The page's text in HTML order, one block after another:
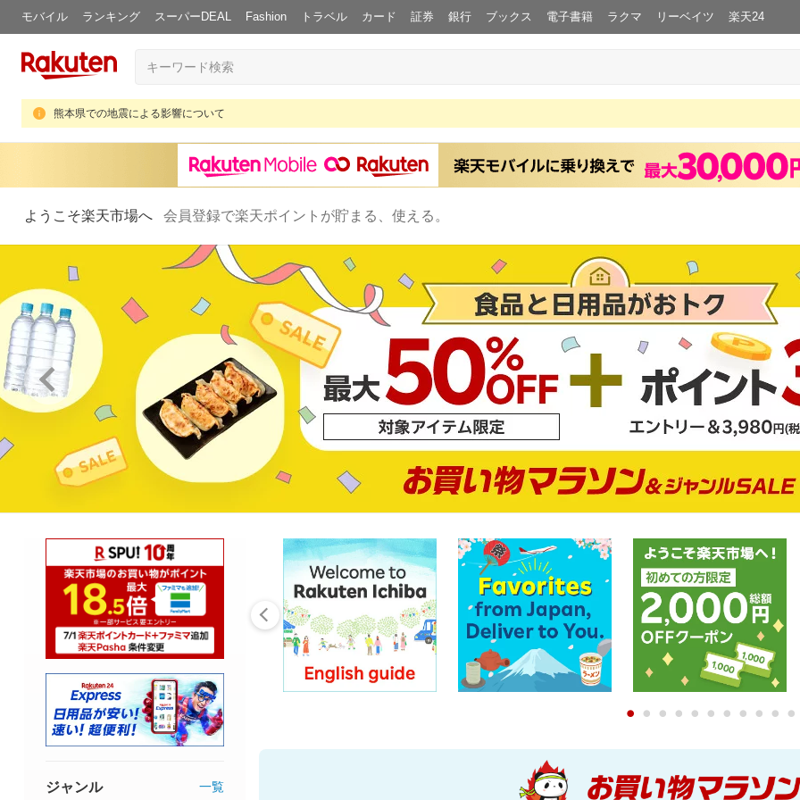
モバイル ランキング スーパーDEAL Fashion トラベル カード 証券 銀行 ブックス 電子書籍 ラクマ リーベイツ 楽天24
熊本県での地震による影響について
ようこそ楽天市場へ 会員登録で楽天ポイントが貯まる、使える。
0 1 2 3 4 5 6 7 8 9
ジャンル 一覧